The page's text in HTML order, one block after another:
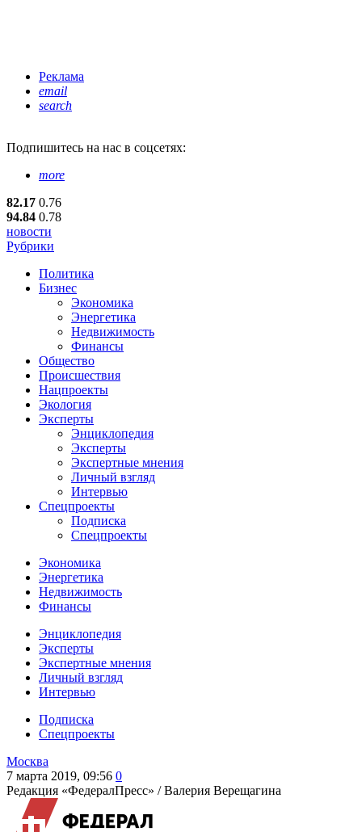
Реклама
email
search
Подпишитесь на нас в соцсетях:
more
82.17 0.76
94.84 0.78
новости
Рубрики
Политика
Бизнес
Экономика
Энергетика
Недвижимость
Финансы
Общество
Происшествия
Нацпроекты
Экология
Эксперты
Энциклопедия
Эксперты
Экспертные мнения
Личный взгляд
Интервью
Спецпроекты
Подписка
Спецпроекты
Экономика
Энергетика
Недвижимость
Финансы
Энциклопедия
Эксперты
Экспертные мнения
Личный взгляд
Интервью
Подписка
Спецпроекты
Москва
7 марта 2019, 09:56 0
Редакция «ФедералПресс» /Валерия Верещагина